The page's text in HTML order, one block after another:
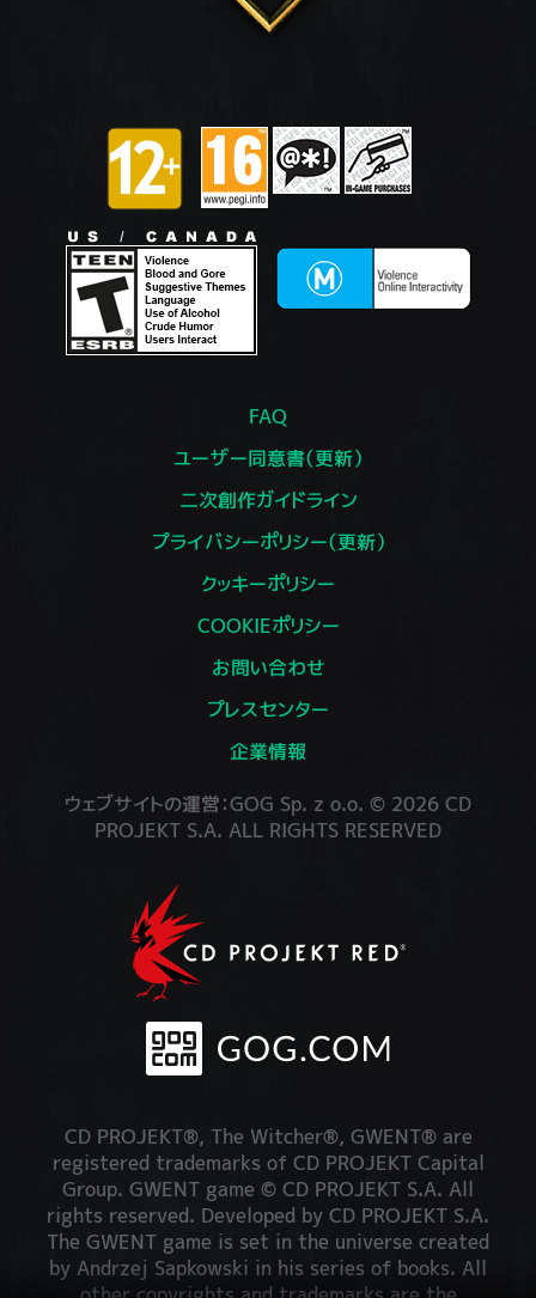
FAQ
ユーザー同意書（更新）
二次創作ガイドライン
プライバシーポリシー（更新）
クッキーポリシー
COOKIEポリシー
お問い合わせ
プレスセンター
企業情報
ウェブサイトの運営：GOG Sp. z o.o. © 2026 CD
PROJEKT S.A. ALL RIGHTS RESERVED
CD PROJEKT®, The Witcher®, GWENT® are
registered trademarks of CD PROJEKT Capital
Group. GWENT game © CD PROJEKT S.A. All
rights reserved. Developed by CD PROJEKT S.A.
The GWENT game is set in the universe created
by Andrzej Sapkowski in his series of books. All